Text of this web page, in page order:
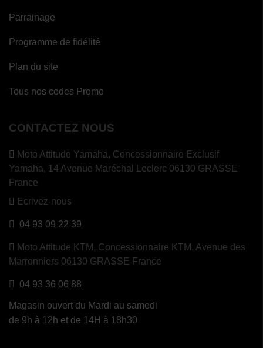
Parrainage
Programme de fidélité
Plan du site
Tous nos codes Promo
CONTACTEZ NOUS
Moto Attitude Yamaha, Concessionnaire Exclusif
Yamaha, 14 Avenue Maréchal Leclerc 06130 GRASSE
France
Ecrivez-nous
04 93 09 22 39
Moto Attitude KTM, Concessionnaire KTM, Avenue des
Marronniers 06130 GRASSE France
04 93 36 06 88
Magasin ouvert du Mardi au samedi
de 9h à 12h et de 14H à 18h30